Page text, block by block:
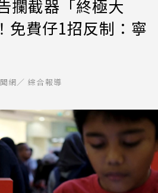
攔截器「終極大
免費仔1招反制：寧
網／ 綜合報導